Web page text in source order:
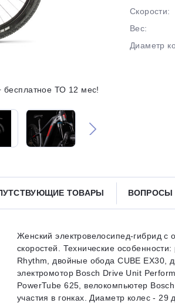
бесплатное ТО 12 мес!
Скорости:
Вес:
Диаметр
ТОВАРЫ
Женский электровелосипед-гибрид с
скоростей. Технические
Rhythm, двойные обода CUBE EX30,
электромотор Bosch Drive Unit
PowerTube 625, велокомпьютер
участия в гонках. Диаметр колес - 29
сегодня только
картой любого банка
об оплате Плайтом